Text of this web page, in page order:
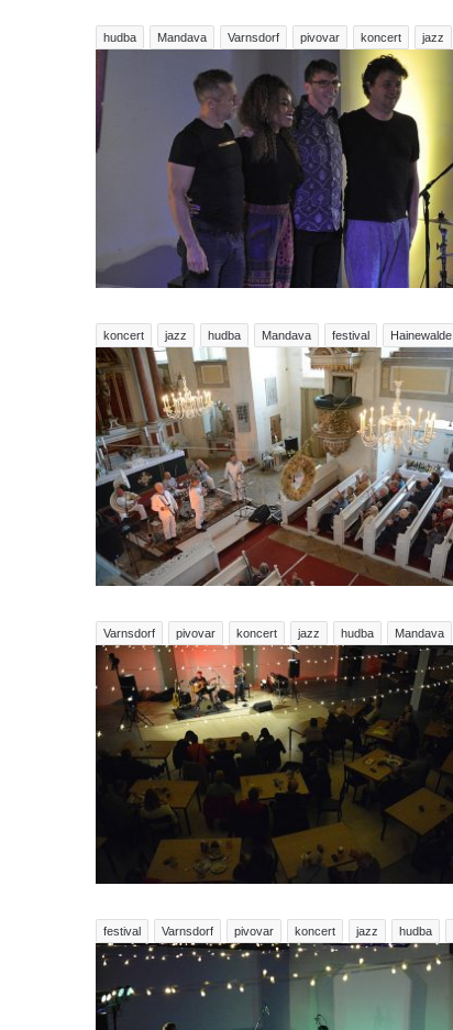
hudba Mandava Varnsdorf pivovar koncert jazz
koncert jazz hudba Mandava festival Hainewalde
Varnsdorf pivovar koncert jazz hudba Mandava
festival Varnsdorf pivovar koncert jazz hudba